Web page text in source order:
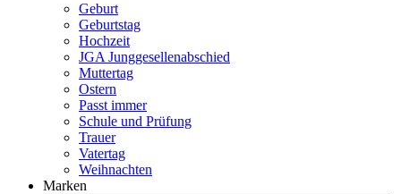
Geburt
Geburtstag
Hochzeit
JGA Junggesellenabschied
Muttertag
Ostern
Passt immer
Schule und Prüfung
Trauer
Vatertag
Weihnachten
Marken